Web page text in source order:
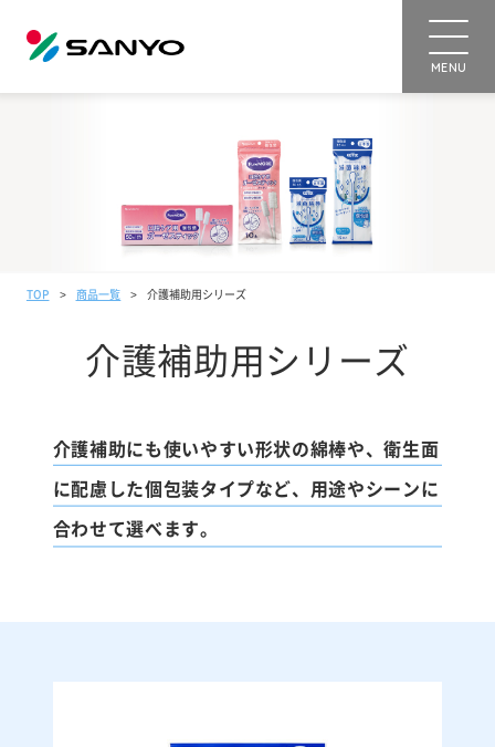
MENU
TOP 商品一覧 介護補助用シリーズ
介護補助用シリーズ
介護補助にも使いやすい形状の綿棒や、衛生面
に配慮した個包装タイプなど、用途やシーンに
合わせて選べます。